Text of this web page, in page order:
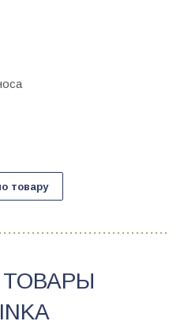
товару
ТОВАРЫ